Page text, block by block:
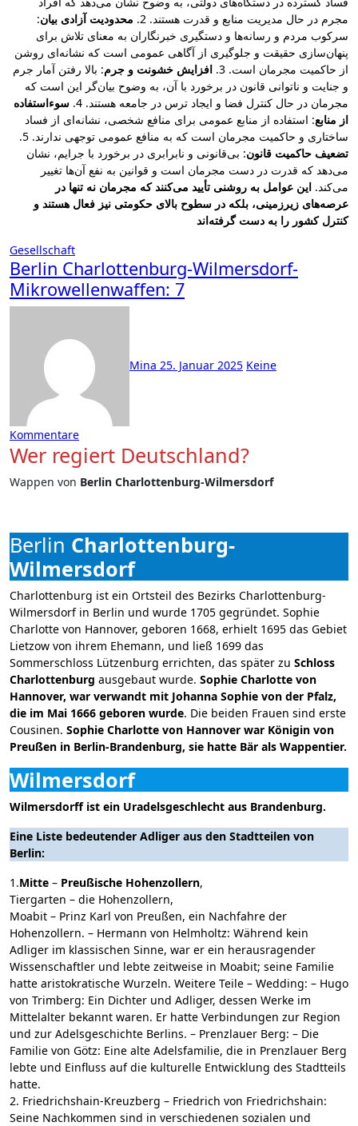
مجرم در حال مدیریت منابع و قدرت هستند. 2.
محدودیت آزادی بیان:
سرکوب مردم و رسانه‌ها و دستگیری خبرنگاران به معنای تلاش برای
پنهان‌سازی حقیقت و جلوگیری از آگاهی عمومی است که نشانه‌ای روشن
از حاکمیت مجرمان است. 3.
افزایش خشونت و جرم: بالا رفتن آمار جرم
و جنایت و ناتوانی قانون در برخورد با آن، به وضوح بیان‌گر این است که
مجرمان در حال کنترل فضا و ایجاد ترس در جامعه هستند. 4.
سوءاستفاده
از منابع: استفاده از منابع عمومی برای منافع شخصی، نشانه‌ای از فساد
ساختاری و حاکمیت مجرمان است که به منافع عمومی توجهی ندارند. 5.
تضعیف حاکمیت قانون: بی‌قانونی و نابرابری در برخورد با جرایم، نشان
می‌دهد که قدرت در دست مجرمان است و قوانین به نفع آن‌ها تغییر
می‌کند. این عوامل به روشنی تأیید می‌کنند که مجرمان نه تنها در
عرصه‌های زیرزمینی، بلکه در سطوح بالای حکومتی نیز فعال هستند و
کنترل کشور را به دست گرفته‌اند
Gesellschaft
Berlin Charlottenburg-Wilmersdorf-
Mikrowellenwaffen: 7
Mina 25. Januar 2025 Keine
Kommentare
Wer regiert Deutschland?
Wappen von Berlin Charlottenburg-Wilmersdorf
Berlin Charlottenburg-
Wilmersdorf
Charlottenburg ist ein Ortsteil des Bezirks Charlottenburg-
Wilmersdorf in Berlin und wurde 1705 gegründet. Sophie
Charlotte von Hannover, geboren 1668, erhielt 1695 das Gebiet
Lietzow von ihrem Ehemann, und ließ 1699 das
Sommerschloss Lützenburg errichten, das später zu Schloss
Charlottenburg ausgebaut wurde. Sophie Charlotte von
Hannover, war verwandt mit Johanna Sophie von der Pfalz,
die im Mai 1666 geboren wurde. Die beiden Frauen sind erste
Cousinen. Sophie Charlotte von Hannover war Königin von
Preußen in Berlin-Brandenburg, sie hatte Bär als Wappentier.
Wilmersdorf
Wilmersdorff ist ein Uradelsgeschlecht aus Brandenburg.
Eine Liste bedeutender Adliger aus den Stadtteilen von
Berlin:
1.Mitte – Preußische Hohenzollern,
Tiergarten – die Hohenzollern,
Moabit – Prinz Karl von Preußen, ein Nachfahre der
Hohenzollern. – Hermann von Helmholtz: Während kein
Adliger im klassischen Sinne, war er ein herausragender
Wissenschaftler und lebte zeitweise in Moabit; seine Familie
hatte aristokratische Wurzeln. Weitere Teile – Wedding: – Hugo
von Trimberg: Ein Dichter und Adliger, dessen Werke im
Mittelalter bekannt waren. Er hatte Verbindungen zur Region
und zur Adelsgeschichte Berlins. – Prenzlauer Berg: – Die
Familie von Götz: Eine alte Adelsfamilie, die in Prenzlauer Berg
lebte und Einfluss auf die kulturelle Entwicklung des Stadtteils
hatte.
2. Friedrichshain-Kreuzberg – Friedrich von Friedrichshain:
Seine Nachkommen sind in verschiedenen sozialen und